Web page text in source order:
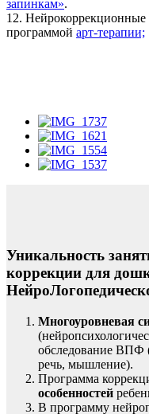
запинкам».
12. Нейрокоррекционные
программой арт-терапии;
Уникальность
коррекции для
Многоуровневая
обследование ВПФ
речь, мышление).
Программа
особенностей
В программу